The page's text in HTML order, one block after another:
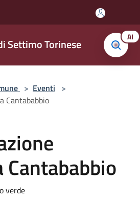
Settimo Torinese AI
> Eventi >
Cantababbio
verde